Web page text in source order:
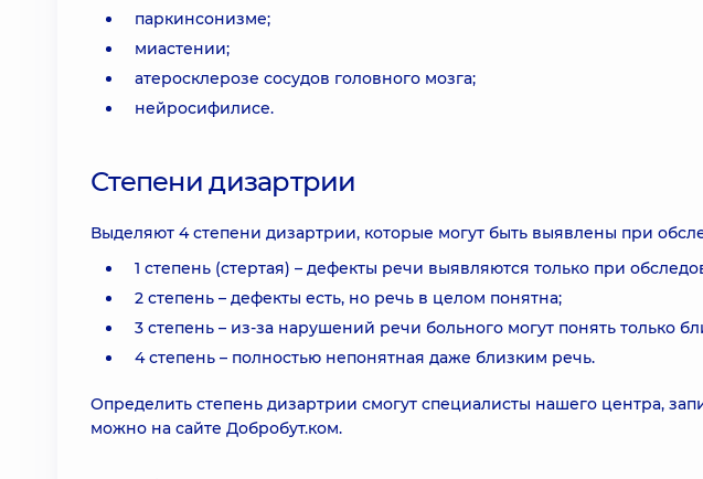
паркинсонизме;
миастении;
атеросклерозе сосудов головного мозга;
нейросифилисе.
Степени дизартрии
Выделяют 4 степени дизартрии, которые могут быть выявлены при
1 степень (стертая) – дефекты речи выявляются только при
2 степень – дефекты есть, но речь в целом понятна;
3 степень – из-за нарушений речи больного могут понять только
4 степень – полностью непонятная даже близким речь.
Определить степень дизартрии смогут специалисты нашего центра,
можно на сайте Добробут.ком.